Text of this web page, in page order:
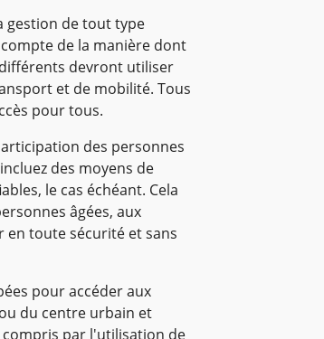
gestion de tout type
de la manière dont
devront utiliser
et de mobilité. Tous
pour tous.
des personnes
des moyens de
le cas échéant. Cela
âgées, aux
en toute sécurité et sans
pour accéder aux
du centre urbain et
par l'utilisation de